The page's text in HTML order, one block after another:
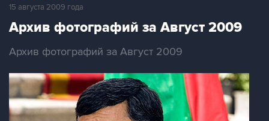
15 августа 2009 года
Архив фотографий за Август 2009
Архив фотографий за Август 2009